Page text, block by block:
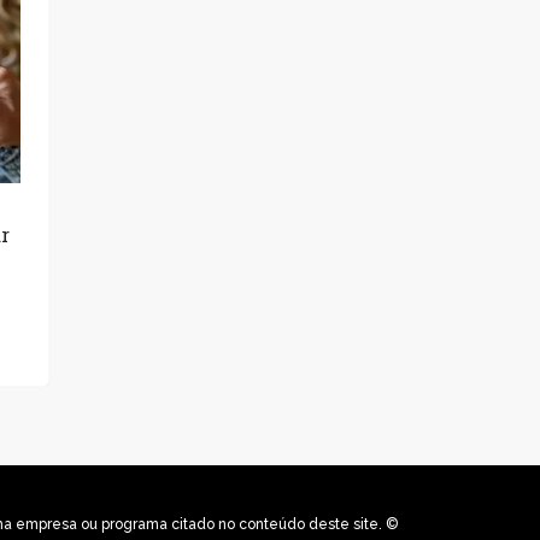
empresa ou programa citado no conteúdo deste site. ©